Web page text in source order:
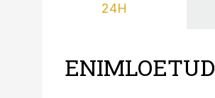
24H
ENIMLOETUD